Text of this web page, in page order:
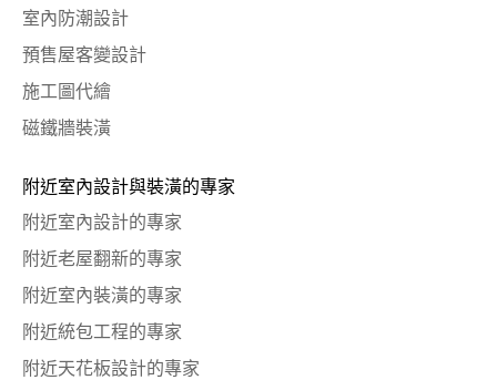
室內防潮設計
預售屋客變設計
施工圖代繪
磁鐵牆裝潢
附近室內設計與裝潢的專家
附近室內設計的專家
附近老屋翻新的專家
附近室內裝潢的專家
附近統包工程的專家
附近天花板設計的專家